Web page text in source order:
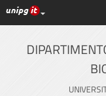
Vai
al
contenuto
principale
Link ai